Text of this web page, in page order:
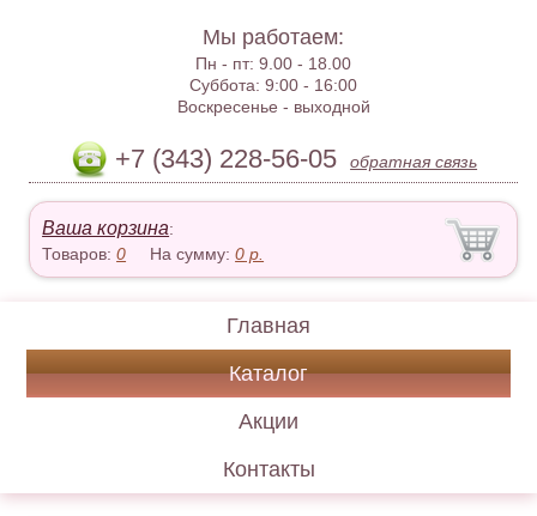
Мы работаем:
Пн - пт:9.00 - 18.00
Суббота:9:00 - 16:00
Воскресенье - выходной
+7 (343) 228-56-05 обратная связь
Ваша корзина:
Товаров:0 На сумму:0 р.
Главная
Каталог
Акции
Контакты